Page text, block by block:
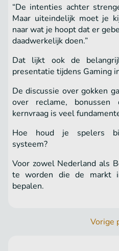
“De intenties achter
Maar uiteindelijk moet je
naar wat je hoopt dat er
daadwerkelijk doen.”
Dat lijkt ook de
presentatie tijdens Gaming
De discussie over gokken
over reclame, bonussen
kernvraag is veel
Hoe houd je spelers
systeem?
Voor zowel Nederland als
te worden die de markt
bepalen.
Vorige